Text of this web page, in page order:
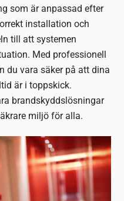
som är anpassad efter
installation och
till att systemen
Med professionell
du vara säker på att dina
är i toppskick.
brandskyddslösningar
miljö för alla.